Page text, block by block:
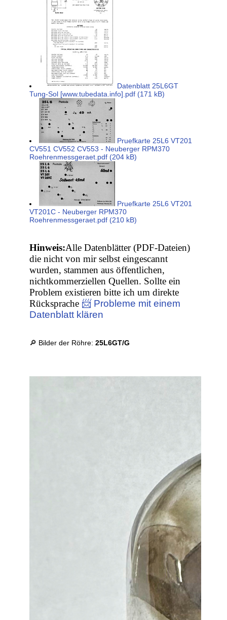
Datenblatt 25L6GT
Tung-Sol [www.tubedata.info].pdf (171 kB)
Pruefkarte 25L6 VT201
CV551 CV552 CV553 - Neuberger RPM370
Roehrenmessgeraet.pdf (204 kB)
Pruefkarte 25L6 VT201
VT201C - Neuberger RPM370
Roehrenmessgeraet.pdf (210 kB)
Hinweis:Alle Datenblätter (PDF-Dateien)
die nicht von mir selbst eingescannt
wurden, stammen aus öffentlichen,
nichtkommerziellen Quellen. Sollte ein
Problem existieren bitte ich um direkte
Rücksprache 📨 Probleme mit einem
Datenblatt klären
🔎 Bilder der Röhre:25L6GT/G